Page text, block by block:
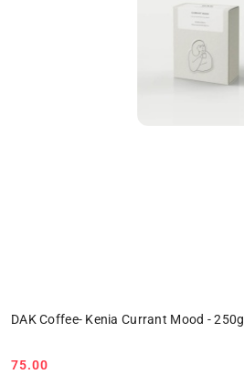
DAK Coffee- Kenia Currant Mood - 250g
Cena:
75.00